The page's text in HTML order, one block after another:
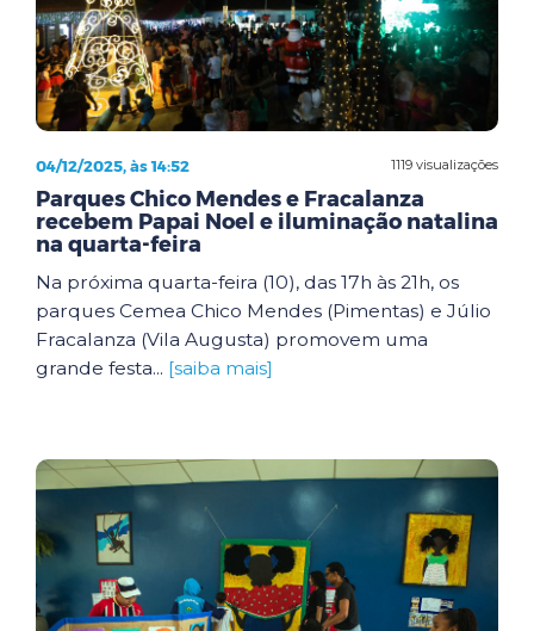
1119 visualizações
04/12/2025, às 14:52
Parques Chico Mendes e Fracalanza
recebem Papai Noel e iluminação natalina
na quarta-feira
Na próxima quarta-feira (10), das 17h às 21h, os
parques Cemea Chico Mendes (Pimentas) e Júlio
Fracalanza (Vila Augusta) promovem uma
grande festa... [saiba mais]